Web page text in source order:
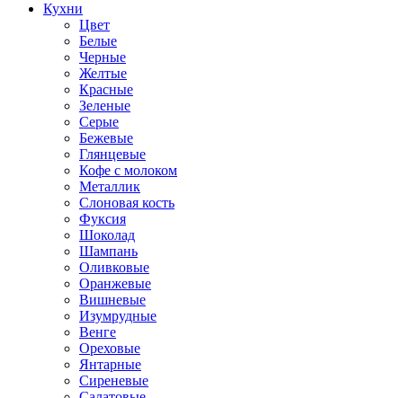
Кухни
Цвет
Белые
Черные
Желтые
Красные
Зеленые
Серые
Бежевые
Глянцевые
Кофе с молоком
Металлик
Слоновая кость
Фуксия
Шоколад
Шампань
Оливковые
Оранжевые
Вишневые
Изумрудные
Венге
Ореховые
Янтарные
Сиреневые